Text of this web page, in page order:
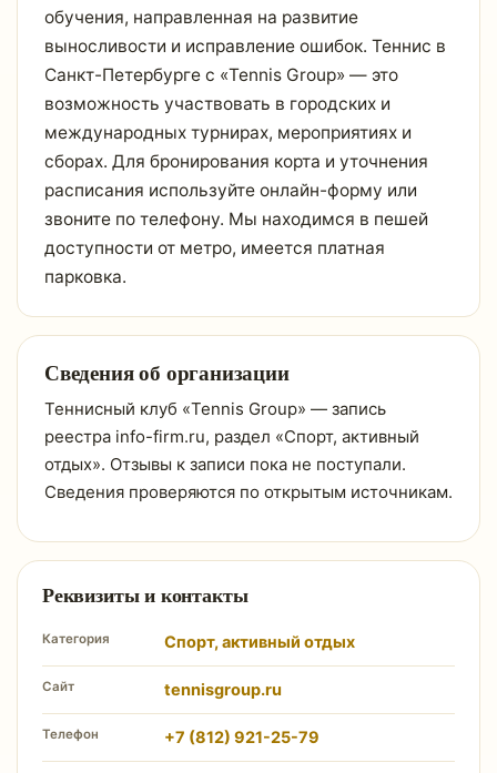
обучения, направленная на развитие
выносливости и исправление ошибок. Теннис в
Санкт-Петербурге с «Tennis Group» — это
возможность участвовать в городских и
международных турнирах, мероприятиях и
сборах. Для бронирования корта и уточнения
расписания используйте онлайн-форму или
звоните по телефону. Мы находимся в пешей
доступности от метро, имеется платная
парковка.
Сведения об организации
Теннисный клуб «Tennis Group» — запись
реестра info-firm.ru, раздел «Спорт, активный
отдых». Отзывы к записи пока не поступали.
Сведения проверяются по открытым источникам.
Реквизиты и контакты
Категория Спорт, активный отдых
Сайт tennisgroup.ru
Телефон +7 (812) 921-25-79